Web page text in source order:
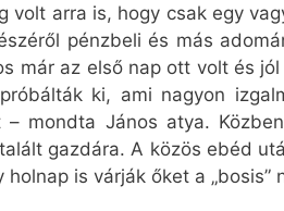
arra is, hogy csak egy
pénzbeli és más
már az első nap ott volt és
ki, ami nagyon
mondta János atya.
gazdára. A közös ebéd
is várják őket a „bosis”